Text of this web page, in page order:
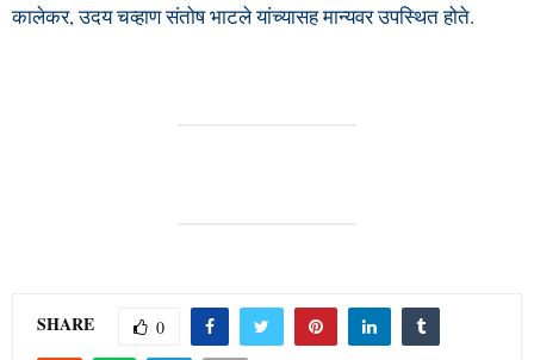
कालेकर, उदय चव्हाण संतोष भाटले यांच्यासह मान्यवर उपस्थित होते.
SHARE 0